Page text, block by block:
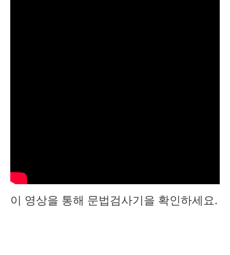
이 영상을 통해 문법검사기을 확인하세요.